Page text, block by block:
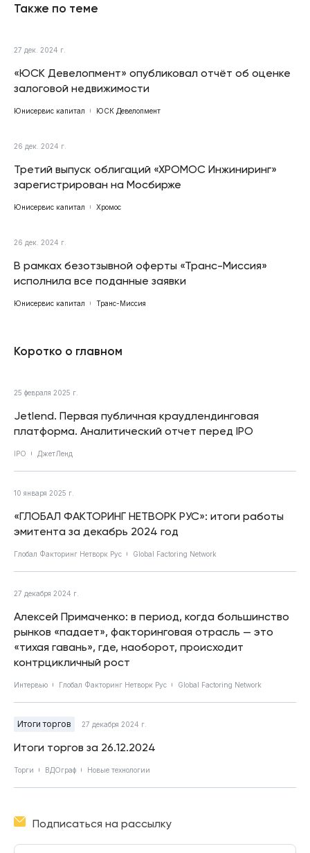
Также по теме
27 дек. 2024 г.
«ЮСК Девелопмент» опубликовал отчёт об оценке
залоговой недвижимости
Юнисервис капитал ЮСК Девелопмент
26 дек. 2024 г.
Третий выпуск облигаций «ХРОМОС Инжиниринг»
зарегистрирован на Мосбирже
Юнисервис капитал Хромос
26 дек. 2024 г.
В рамках безотзывной оферты «Транс-Миссия»
исполнила все поданные заявки
Юнисервис капитал Транс-Миссия
Коротко о главном
25 февраля 2025 г.
Jetlend. Первая публичная краудлендинговая
платформа. Аналитический отчет перед IPO
IPO ДжетЛенд
10 января 2025 г.
«ГЛОБАЛ ФАКТОРИНГ НЕТВОРК РУС»: итоги работы
эмитента за декабрь 2024 год
Глобал Факторинг Нетворк Рус Global Factoring Network
27 декабря 2024 г.
Алексей Примаченко: в период, когда большинство
рынков «падает», факторинговая отрасль — это
«тихая гавань», где, наоборот, происходит
контрцикличный рост
Интервью Глобал Факторинг Нетворк Рус Global Factoring Network
Итоги торгов 27 декабря 2024 г.
Итоги торгов за 26.12.2024
Торги ВДОграф Новые технологии
Подписаться на рассылку